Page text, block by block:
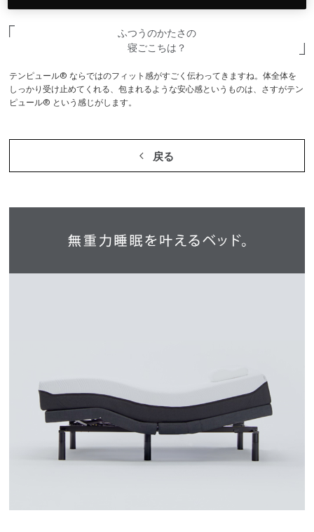
ふつうのかたさの
寝ごこちは？
テンピュール® ならではのフィット感がすごく伝わってきますね。体全体を
しっかり受け止めてくれる、包まれるような安心感というものは、さすがテン
ピュール® という感じがします。
戻る